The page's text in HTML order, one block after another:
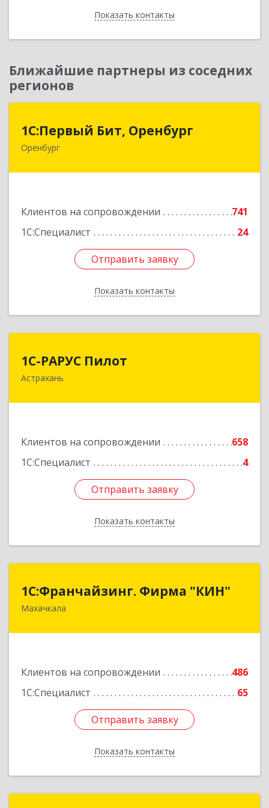
Показать контакты
Назад
Ближайшие партнеры из соседних
регионов
1С:Первый Бит, Оренбург
Оренбург
Клиентов на сопровождении
741
1С:Специалист
24
Отправить заявку
Показать контакты
1С:Первый Бит, Оренбург
460044, Оренбургская обл, Оренбург, Березка
Отправить заявку
Назад
1С-РАРУС Пилот
Астрахань
Клиентов на сопровождении
658
1С:Специалист
4
Отправить заявку
Показать контакты
Отправить заявку
Назад
1С:Франчайзинг. Фирма "КИН"
Махачкала
Клиентов на сопровождении
486
1С:Специалист
65
Отправить заявку
Показать контакты
1С:Франчайзинг. Фирма "КИН"
367030, Дагестан Респ, Махачкала г, И.Казака
Отправить заявку
Назад